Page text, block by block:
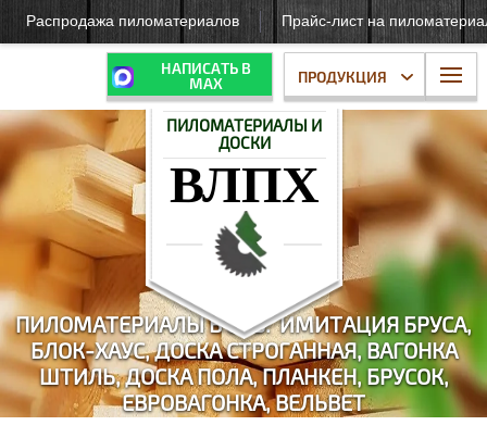
Распродажа пиломатериалов Прайс-лист на
ПИЛОМАТЕРИАЛЫ И
ДОСКИ
ВЛПХ
ПРОДУКЦИЯ
НАПИСАТЬ В
МАХ
ПИЛОМАТЕРИАЛЫ В СПБ: ИМИТАЦИЯ БРУСА,
БЛОК-ХАУС,ДОСКА СТРОГАННАЯ, ВАГОНКА
ШТИЛЬ, ДОСКА ПОЛА, ПЛАНКЕН, БРУСОК,
ЕВРОВАГОНКА, ВЕЛЬВЕТ